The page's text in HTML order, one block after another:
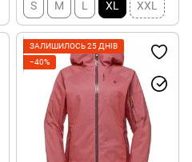
S M L XL XXL
ЗАЛИШИЛОСЬ 25 ДНІВ
−40%